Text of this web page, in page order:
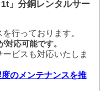
」分銅レンタルサー
行っております。
対応可能です。
ビスも対応いたしま
のメンテナンスを推